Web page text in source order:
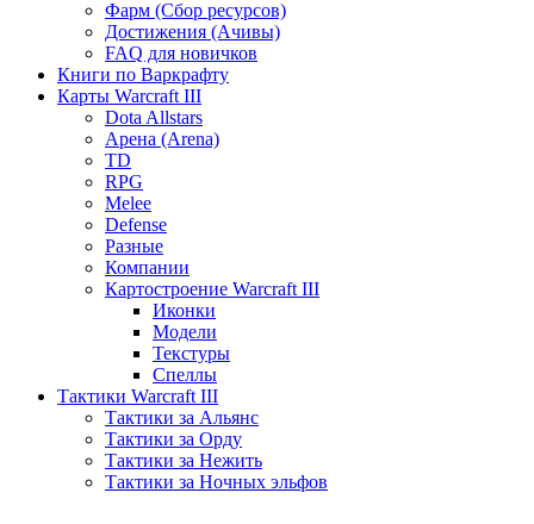
Фарм (Сбор ресурсов)
Достижения (Ачивы)
FAQ для новичков
Книги по Варкрафту
Карты Warcraft III
Dota Allstars
Арена (Arena)
TD
RPG
Melee
Defense
Разные
Компании
Картостроение Warcraft III
Иконки
Модели
Текстуры
Спеллы
Тактики Warcraft III
Тактики за Альянс
Тактики за Орду
Тактики за Нежить
Тактики за Ночных эльфов